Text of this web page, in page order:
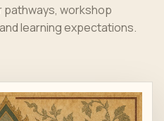
workshop
learning expectations.